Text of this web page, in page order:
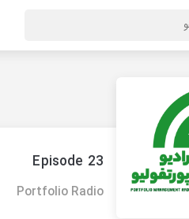
Episode 23
Portfolio Radio